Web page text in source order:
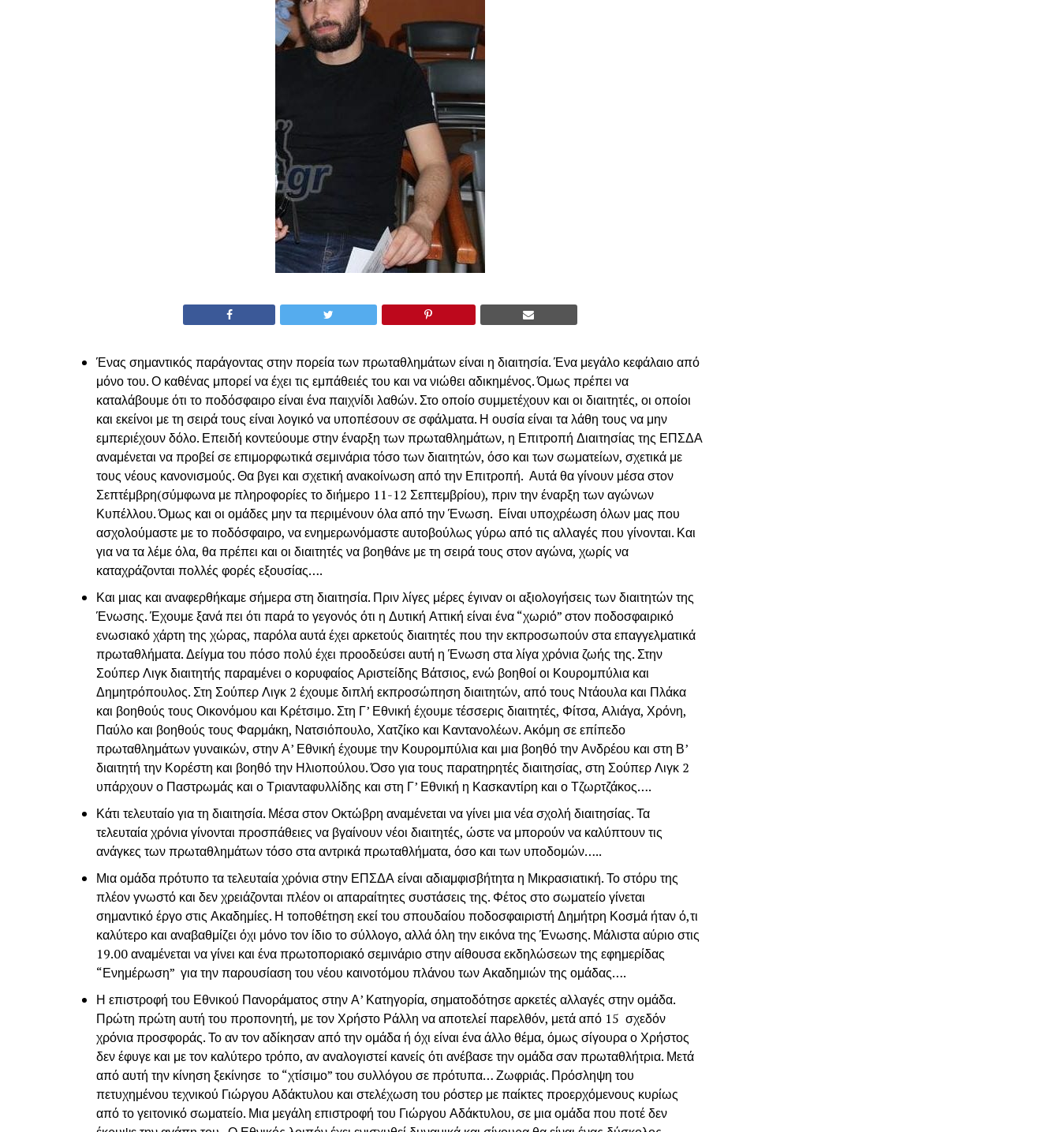
Ένας σημαντικός παράγοντας στην πορεία των πρωταθλημάτων είναι η διαιτησία. Ένα μεγάλο κεφάλαιο από
μόνο του. Ο καθένας μπορεί να έχει τις εμπάθειές του και να νιώθει αδικημένος. Όμως πρέπει να
καταλάβουμε ότι το ποδόσφαιρο είναι ένα παιχνίδι λαθών. Στο οποίο συμμετέχουν και οι διαιτητές, οι οποίοι
και εκείνοι με τη σειρά τους είναι λογικό να υποπέσουν σε σφάλματα. Η ουσία είναι τα λάθη τους να μην
εμπεριέχουν δόλο. Επειδή κοντεύουμε στην έναρξη των πρωταθλημάτων, η Επιτροπή Διαιτησίας της ΕΠΣΔΑ
αναμένεται να προβεί σε επιμορφωτικά σεμινάρια τόσο των διαιτητών, όσο και των σωματείων, σχετικά με
τους νέους κανονισμούς. Θα βγει και σχετική ανακοίνωση από την Επιτροπή. Αυτά θα γίνουν μέσα στον
Σεπτέμβρη(σύμφωνα με πληροφορίες το διήμερο 11-12 Σεπτεμβρίου), πριν την έναρξη των αγώνων
Κυπέλλου. Όμως και οι ομάδες μην τα περιμένουν όλα από την Ένωση. Είναι υποχρέωση όλων μας που
ασχολούμαστε με το ποδόσφαιρο, να ενημερωνόμαστε αυτοβούλως γύρω από τις αλλαγές που γίνονται. Και
για να τα λέμε όλα, θα πρέπει και οι διαιτητές να βοηθάνε με τη σειρά τους στον αγώνα, χωρίς να
καταχράζονται πολλές φορές εξουσίας….
Και μιας και αναφερθήκαμε σήμερα στη διαιτησία. Πριν λίγες μέρες έγιναν οι αξιολογήσεις των διαιτητών της
Ένωσης. Έχουμε ξανά πει ότι παρά το γεγονός ότι η Δυτική Αττική είναι ένα “χωριό” στον ποδοσφαιρικό
ενωσιακό χάρτη της χώρας, παρόλα αυτά έχει αρκετούς διαιτητές που την εκπροσωπούν στα επαγγελματικά
πρωταθλήματα. Δείγμα του πόσο πολύ έχει προοδεύσει αυτή η Ένωση στα λίγα χρόνια ζωής της. Στην
Σούπερ Λιγκ διαιτητής παραμένει ο κορυφαίος Αριστείδης Βάτσιος, ενώ βοηθοί οι Κουρομπύλια και
Δημητρόπουλος. Στη Σούπερ Λιγκ 2 έχουμε διπλή εκπροσώπηση διαιτητών, από τους Ντάουλα και Πλάκα
και βοηθούς τους Οικονόμου και Κρέτσιμο. Στη Γ’ Εθνική έχουμε τέσσερις διαιτητές, Φίτσα, Αλιάγα, Χρόνη,
Παύλο και βοηθούς τους Φαρμάκη, Νατσιόπουλο, Χατζίκο και Καντανολέων. Ακόμη σε επίπεδο
πρωταθλημάτων γυναικών, στην Α’ Εθνική έχουμε την Κουρομπύλια και μια βοηθό την Ανδρέου και στη Β’
διαιτητή την Κορέστη και βοηθό την Ηλιοπούλου. Όσο για τους παρατηρητές διαιτησίας, στη Σούπερ Λιγκ 2
υπάρχουν ο Παστρωμάς και ο Τριανταφυλλίδης και στη Γ’ Εθνική η Κασκαντίρη και ο Τζωρτζάκος….
Κάτι τελευταίο για τη διαιτησία. Μέσα στον Οκτώβρη αναμένεται να γίνει μια νέα σχολή διαιτησίας. Τα
τελευταία χρόνια γίνονται προσπάθειες να βγαίνουν νέοι διαιτητές, ώστε να μπορούν να καλύπτουν τις
ανάγκες των πρωταθλημάτων τόσο στα αντρικά πρωταθλήματα, όσο και των υποδομών…..
Μια ομάδα πρότυπο τα τελευταία χρόνια στην ΕΠΣΔΑ είναι αδιαμφισβήτητα η Μικρασιατική. Το στόρυ της
πλέον γνωστό και δεν χρειάζονται πλέον οι απαραίτητες συστάσεις της. Φέτος στο σωματείο γίνεται
σημαντικό έργο στις Ακαδημίες. Η τοποθέτηση εκεί του σπουδαίου ποδοσφαιριστή Δημήτρη Κοσμά ήταν ό,τι
καλύτερο και αναβαθμίζει όχι μόνο τον ίδιο το σύλλογο, αλλά όλη την εικόνα της Ένωσης. Μάλιστα αύριο στις
19.00 αναμένεται να γίνει και ένα πρωτοποριακό σεμινάριο στην αίθουσα εκδηλώσεων της εφημερίδας
“Ενημέρωση” για την παρουσίαση του νέου καινοτόμου πλάνου των Ακαδημιών της ομάδας….
Η επιστροφή του Εθνικού Πανοράματος στην Α’ Κατηγορία, σηματοδότησε αρκετές αλλαγές στην ομάδα.
Πρώτη πρώτη αυτή του προπονητή, με τον Χρήστο Ράλλη να αποτελεί παρελθόν, μετά από 15 σχεδόν
χρόνια προσφοράς. Το αν τον αδίκησαν από την ομάδα ή όχι είναι ένα άλλο θέμα, όμως σίγουρα ο Χρήστος
δεν έφυγε και με τον καλύτερο τρόπο, αν αναλογιστεί κανείς ότι ανέβασε την ομάδα σαν πρωταθλήτρια. Μετά
από αυτή την κίνηση ξεκίνησε το “χτίσιμο” του συλλόγου σε πρότυπα… Ζωφριάς. Πρόσληψη του
πετυχημένου τεχνικού Γιώργου Αδάκτυλου και στελέχωση του ρόστερ με παίκτες προερχόμενους κυρίως
από το γειτονικό σωματείο. Μια μεγάλη επιστροφή του Γιώργου Αδάκτυλου, σε μια ομάδα που ποτέ δεν